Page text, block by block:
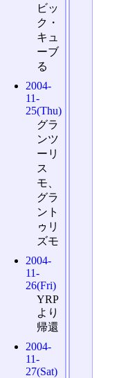
ビッ
ク・
キュ
ーブ
る
2004-
11-
25(Thu)
グラ
ンツ
ーリ
ス
モ、
グラ
ント
ゥリ
ズモ
2004-
11-
26(Fri)
YRP
より
帰還
2004-
11-
27(Sat)